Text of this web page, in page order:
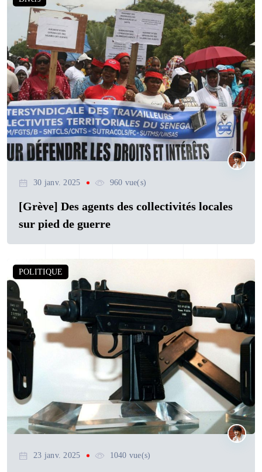
30 janv. 2025 960 vue(s)
[Grève] Des agents des collectivités locales
sur pied de guerre
POLITIQUE
23 janv. 2025 1040 vue(s)